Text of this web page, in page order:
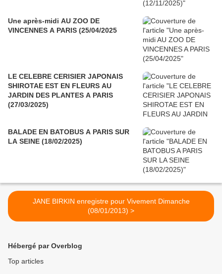
Une après-midi AU ZOO DE
VINCENNES A PARIS (25/04/2025
LE CELEBRE CERISIER JAPONAIS
SHIROTAE EST EN FLEURS AU
JARDIN DES PLANTES A PARIS
(27/03/2025)
BALADE EN BATOBUS A PARIS SUR
LA SEINE (18/02/2025)
JANE BIRKIN enregistre pour Vivement Dimanche
(08/01/2013) >
Hébergé par Overblog
Top articles